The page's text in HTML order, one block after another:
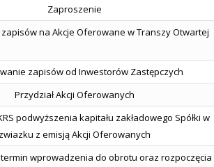
Zaproszenie
na Akcje Oferowane w Transzy Otwartej
zapisów od Inwestorów Zastępczych
Przydział Akcji Oferowanych
podwyższenia kapitału zakładowego Spółki w
zwiazku z emisją Akcji Oferowanych
wprowadzenia do obrotu oraz rozpoczęcia